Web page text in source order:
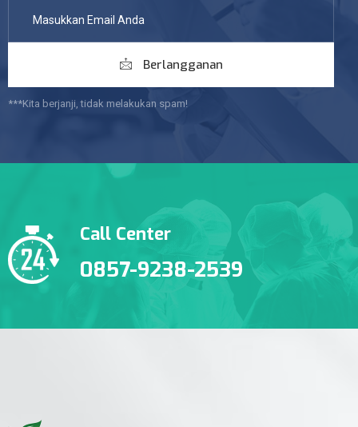
Berlangganan
***Kita berjanji, tidak melakukan spam!
Call Center
0857-9238-2539